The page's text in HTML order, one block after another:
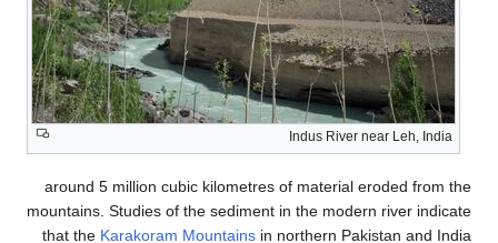
Indus River near Leh, India
around 5 million cubic kilometres of material eroded from the
mountains. Studies of the sediment in the modern river indicate
that the Karakoram Mountains in northern Pakistan and India